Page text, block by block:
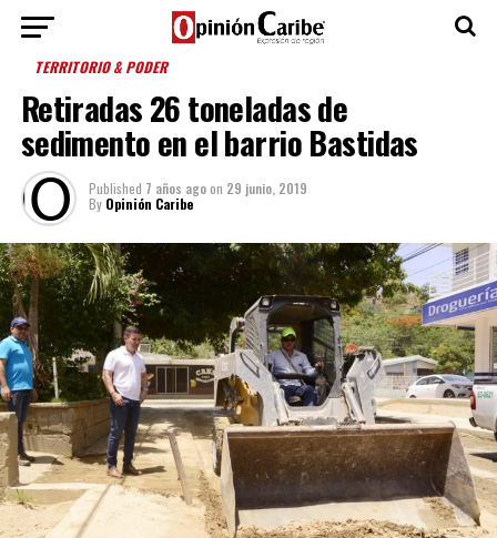
TERRITORIO & PODER
Retiradas 26 toneladas de
sedimento en el barrio Bastidas
Published 7 años agoon 29 junio, 2019
By Opinión Caribe